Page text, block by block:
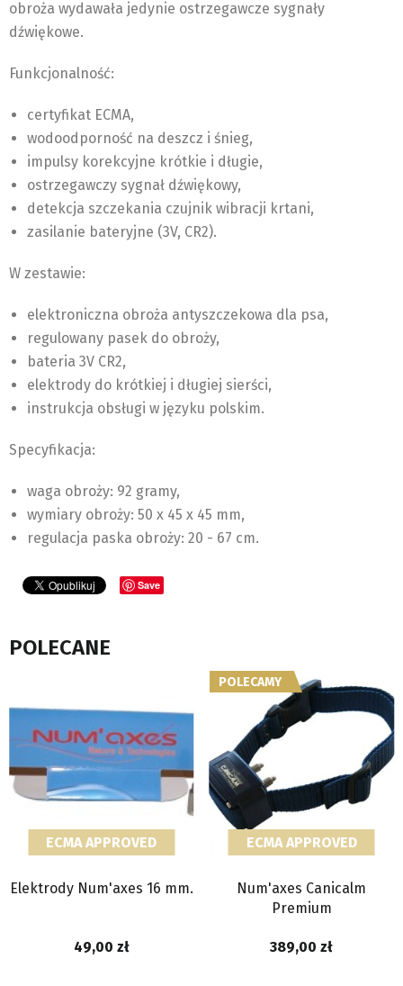
obroża wydawała jedynie ostrzegawcze sygnały
dźwiękowe.
Funkcjonalność:
certyfikat ECMA,
wodoodporność na deszcz i śnieg,
impulsy korekcyjne krótkie i długie,
ostrzegawczy sygnał dźwiękowy,
detekcja szczekania czujnik wibracji krtani,
zasilanie bateryjne (3V, CR2).
W zestawie:
elektroniczna obroża antyszczekowa dla psa,
regulowany pasek do obroży,
bateria 3V CR2,
elektrody do krótkiej i długiej sierści,
instrukcja obsługi w języku polskim.
Specyfikacja:
waga obroży: 92 gramy,
wymiary obroży: 50 x 45 x 45 mm,
regulacja paska obroży: 20 - 67 cm.
Save
POLECANE
ECMA APPROVED
Elektrody Num'axes 16 mm.
49,00
ECMA APPROVED
Num'axes Canicalm
Premium
389,00
POLECAMY